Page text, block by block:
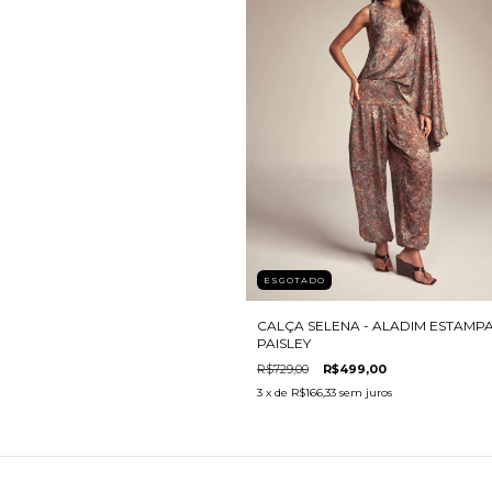
ESGOTADO
CALÇA SELENA - ALADIM
PAISLEY
R$729,00 R$499,00
3 x de R$166,33 sem juros